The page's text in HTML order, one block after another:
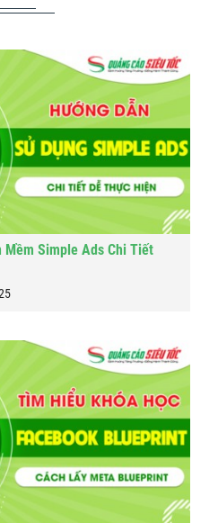
Mềm Simple Ads Chi Tiết